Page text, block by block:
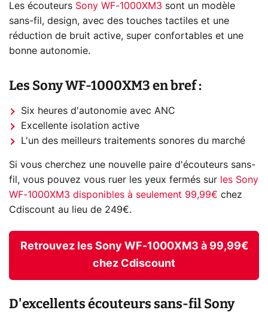
Les écouteurs Sony WF-1000XM3 sont un modèle
sans-fil, design, avec des touches tactiles et une
réduction de bruit active, super confortables et une
bonne autonomie.
Les Sony WF-1000XM3 en bref :
Six heures d'autonomie avec ANC
Excellente isolation active
L'un des meilleurs traitements sonores du marché
Si vous cherchez une nouvelle paire d'écouteurs sans-
fil, vous pouvez vous ruer les yeux fermés sur les Sony
WF-1000XM3 disponibles à seulement 99,99€ chez
Cdiscount au lieu de 249€.
Retrouvez les Sony WF-1000XM3 à 99,99€
chez Cdiscount
D'excellents écouteurs sans-fil Sony